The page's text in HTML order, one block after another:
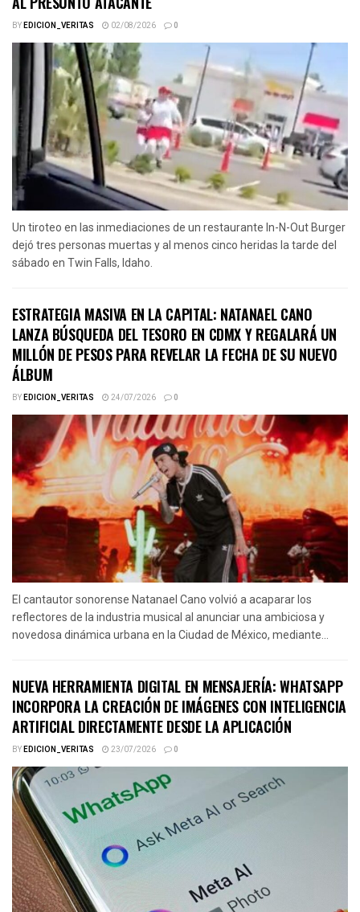
BYEDICION_VERITAS 02/08/2026 0
Un tiroteo en las inmediaciones de un restaurante In-N-Out Burger
dejó tres personas muertas y al menos cinco heridas la tarde del
sábado en Twin Falls, Idaho.
ESTRATEGIA MASIVA EN LA CAPITAL: NATANAEL CANO
LANZA BÚSQUEDA DEL TESORO EN CDMX Y REGALARÁ UN
MILLÓN DE PESOS PARA REVELAR LA FECHA DE SU NUEVO
ÁLBUM
BYEDICION_VERITAS 24/07/2026 0
El cantautor sonorense Natanael Cano volvió a acaparar los
reflectores de la industria musical al anunciar una ambiciosa y
novedosa dinámica urbana en la Ciudad de México, mediante...
NUEVA HERRAMIENTA DIGITAL EN MENSAJERÍA: WHATSAPP
INCORPORA LA CREACIÓN DE IMÁGENES CON INTELIGENCIA
ARTIFICIAL DIRECTAMENTE DESDE LA APLICACIÓN
BYEDICION_VERITAS 23/07/2026 0